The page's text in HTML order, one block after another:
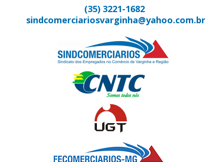
(35) 3221-1682
sindcomerciariosvarginha@yahoo.com.br